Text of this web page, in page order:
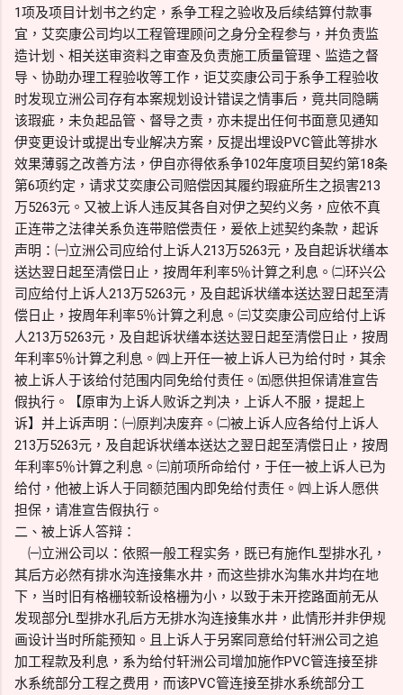
1项及项目计划书之约定，系争工程之验收及后续结算付款事
宜，艾奕康公司均以工程管理顾问之身分全程参与，并负责监
造计划、相关送审资料之审查及负责施工质量管理、监造之督
导、协助办理工程验收等工作，讵艾奕康公司于系争工程验收
时发现立洲公司存有本案规划设计错误之情事后，竟共同隐瞒
该瑕疵，未负起品管、督导之责，亦未提出任何书面意见通知
伊变更设计或提出专业解决方案，反提出埋设PVC管此等排水
效果薄弱之改善方法，伊自亦得依系争102年度项目契约第18条
第6项约定，请求艾奕康公司赔偿因其履约瑕疵所生之损害213
万5263元。又被上诉人违反其各自对伊之契约义务，应依不真
正连带之法律关系负连带赔偿责任，爰依上述契约条款，起诉
声明：㈠立洲公司应给付上诉人213万5263元，及自起诉状缮本
送达翌日起至清偿日止，按周年利率5％计算之利息。㈡环兴公
司应给付上诉人213万5263元，及自起诉状缮本送达翌日起至清
偿日止，按周年利率5％计算之利息。㈢艾奕康公司应给付上诉
人213万5263元，及自起诉状缮本送达翌日起至清偿日止，按周
年利率5％计算之利息。㈣上开任一被上诉人已为给付时，其余
被上诉人于该给付范围内同免给付责任。㈤愿供担保请准宣告
假执行。【原审为上诉人败诉之判决，上诉人不服，提起上
诉】并上诉声明：㈠原判决废弃。㈡被上诉人应各给付上诉人
213万5263元，及自起诉状缮本送达之翌日起至清偿日止，按周
年利率5％计算之利息。㈢前项所命给付，于任一被上诉人已为
给付，他被上诉人于同额范围内即免给付责任。㈣上诉人愿供
担保，请准宣告假执行。
二、被上诉人答辩：
㈠立洲公司以：依照一般工程实务，既已有施作L型排水孔，
其后方必然有排水沟连接集水井，而这些排水沟集水井均在地
下，当时旧有格栅较新设格栅为小，以致于未开挖路面前无从
发现部分L型排水孔后方无排水沟连接集水井，此情形并非伊规
画设计当时所能预知。且上诉人于另案同意给付轩洲公司之追
加工程款及利息，系为给付轩洲公司增加施作PVC管连接至排
水系统部分工程之费用，而该PVC管连接至排水系统部分工